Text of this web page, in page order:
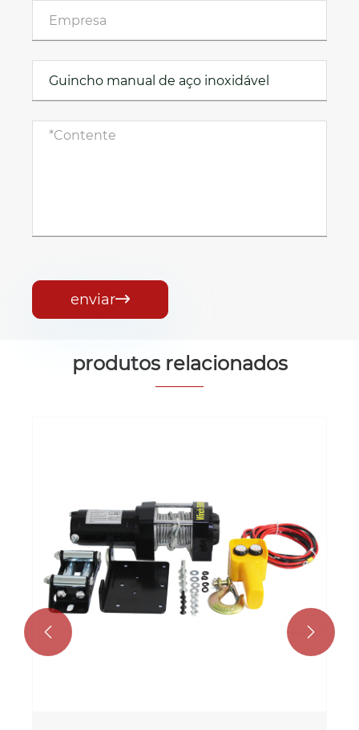
enviar
produtos relacionados
Veja mais >>
 